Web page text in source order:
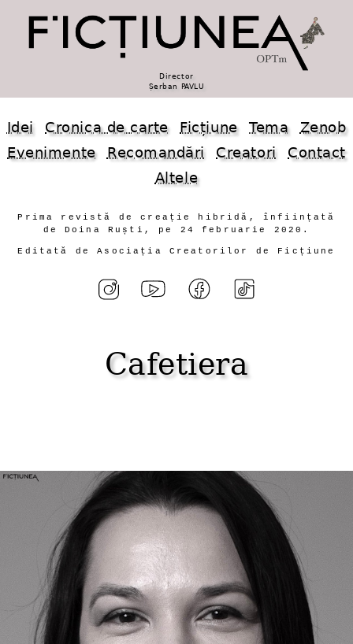
Director
Șerban PAVLU
Idei Cronica de carte Ficțiune Tema
Zenob
Evenimente
Recomandări Creatori
Contact
Altele
Prima revistă de creație hibridă, înființată
de Doina Ruști, pe 24 februarie 2020.
Editată de Asociația Creatorilor de Ficțiune
Cafetiera